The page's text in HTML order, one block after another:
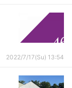
2022/7/17(Su) 13:54